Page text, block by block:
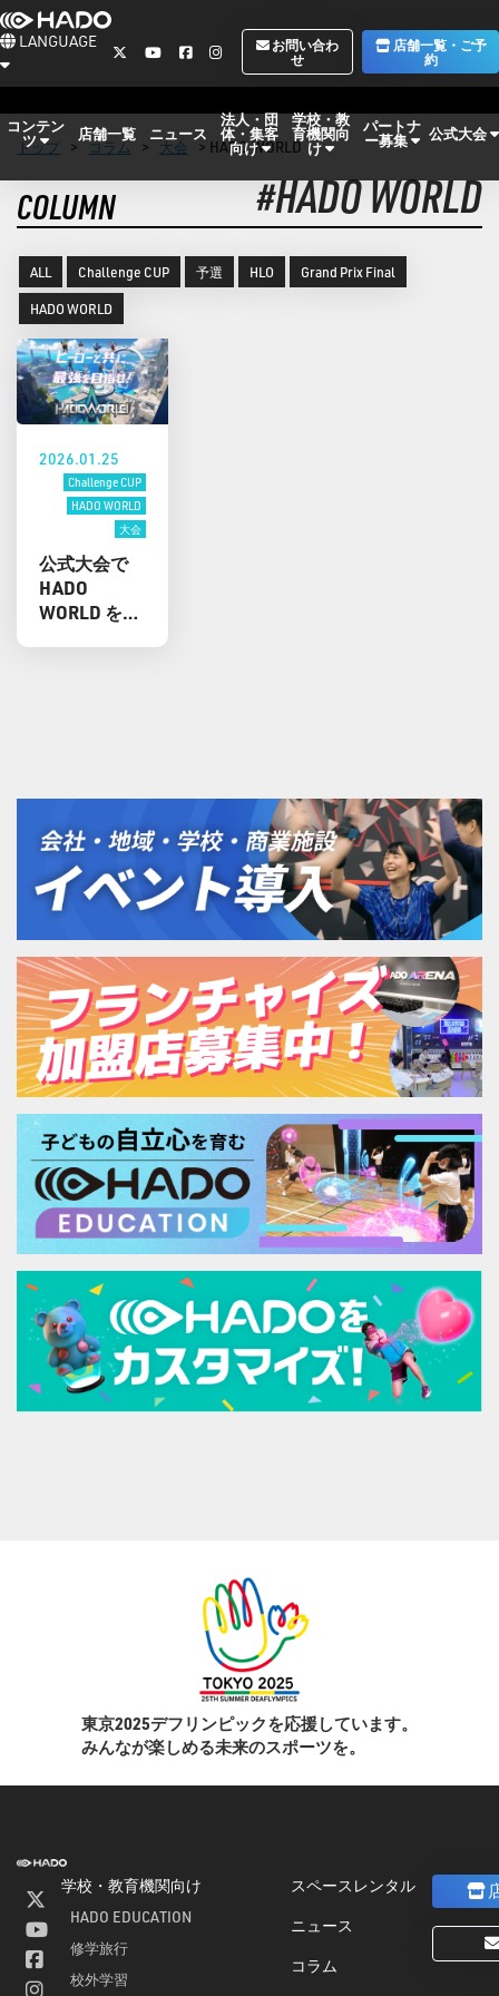
LANGUAGE
お問い合わ
せ
店舗一覧・ご予
約
コンテン
ツ 店舗一覧 ニュース
法人・団
体・集客
向け
学校・教
育機関向
け
パートナ
ー募集 公式大会
トップ > コラム > 大会 > HADO WORLD
COLUMN #HADO WORLD
ALL Challenge CUP 予選 HLO Grand Prix Final
HADO WORLD
2026.01.25
Challenge CUP
HADO WORLD
大会
公式大会で
HADO
WORLD を正
東京2025デフリンピックを応援しています。
みんなが楽しめる未来のスポーツを。
学校・教育機関向け
HADO EDUCATION
修学旅行
校外学習
スペースレンタル
ニュース
コラム